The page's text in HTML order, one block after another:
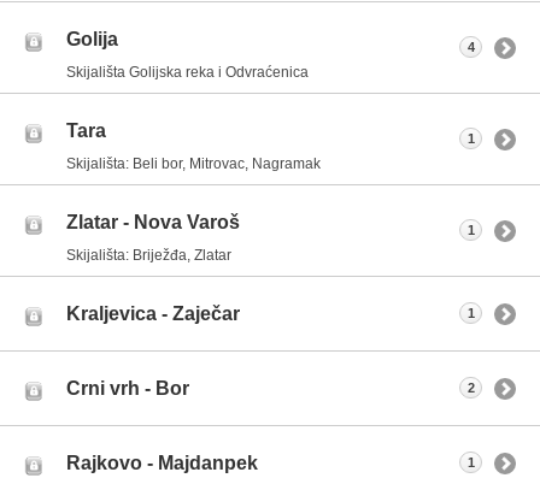
Golija
Skijališta Golijska reka i Odvraćenica
4
Tara
Skijališta: Beli bor, Mitrovac, Nagramak
1
Zlatar - Nova Varoš
Skijališta: Briježđa, Zlatar
1
Kraljevica - Zaječar 1
Crni vrh - Bor 2
Rajkovo - Majdanpek 1